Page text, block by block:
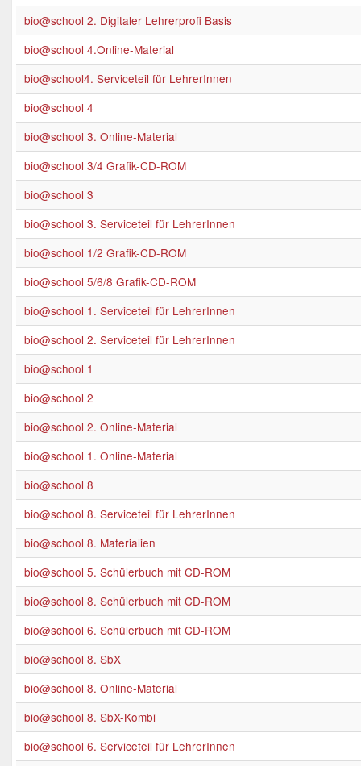
bio@school 2. Digitaler Lehrerprofi Basis
bio@school 4.Online-Material
bio@school4. Serviceteil für LehrerInnen
bio@school 4
bio@school 3. Online-Material
bio@school 3/4 Grafik-CD-ROM
bio@school 3
bio@school 3. Serviceteil für LehrerInnen
bio@school 1/2 Grafik-CD-ROM
bio@school 5/6/8 Grafik-CD-ROM
bio@school 1. Serviceteil für LehrerInnen
bio@school 2. Serviceteil für LehrerInnen
bio@school 1
bio@school 2
bio@school 2. Online-Material
bio@school 1. Online-Material
bio@school 8
bio@school 8. Serviceteil für LehrerInnen
bio@school 8. Materialien
bio@school 5. Schülerbuch mit CD-ROM
bio@school 8. Schülerbuch mit CD-ROM
bio@school 6. Schülerbuch mit CD-ROM
bio@school 8. SbX
bio@school 8. Online-Material
bio@school 8. SbX-Kombi
bio@school 6. Serviceteil für LehrerInnen